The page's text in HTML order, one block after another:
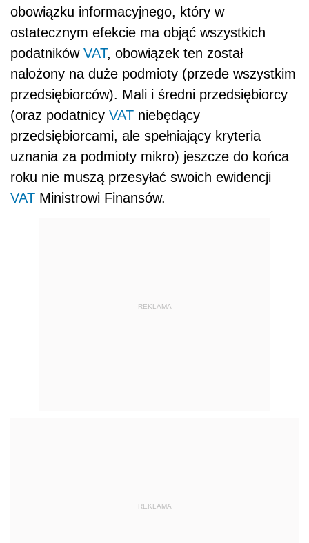
obowiązku informacyjnego, który w
ostatecznym efekcie ma objąć wszystkich
podatników VAT, obowiązek ten został
nałożony na duże podmioty (przede wszystkim
przedsiębiorców). Mali i średni przedsiębiorcy
(oraz podatnicy VAT niebędący
przedsiębiorcami, ale spełniający kryteria
uznania za podmioty mikro) jeszcze do końca
roku nie muszą przesyłać swoich ewidencji
VAT Ministrowi Finansów.
REKLAMA
REKLAMA